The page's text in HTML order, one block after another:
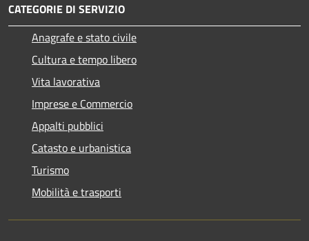
CATEGORIE DI SERVIZIO
Anagrafe e stato civile
Cultura e tempo libero
Vita lavorativa
Imprese e Commercio
Appalti pubblici
Catasto e urbanistica
Turismo
Mobilità e trasporti